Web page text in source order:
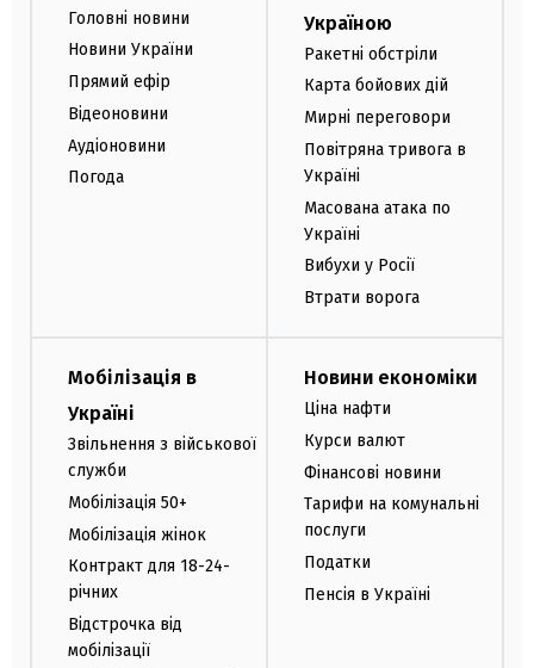
Головні новини
Новини України
Прямий ефір
Відеоновини
Аудіоновини
Погода
Україною
Ракетні обстріли
Карта бойових дій
Мирні переговори
Повітряна тривога в
Україні
Масована атака по
Україні
Вибухи у Росії
Втрати ворога
Мобілізація в
Україні
Звільнення з військової
служби
Мобілізація 50+
Мобілізація жінок
Контракт для 18-24-
річних
Відстрочка від
мобілізації
Новини економіки
Ціна нафти
Курси валют
Фінансові новини
Тарифи на комунальні
послуги
Податки
Пенсія в Україні